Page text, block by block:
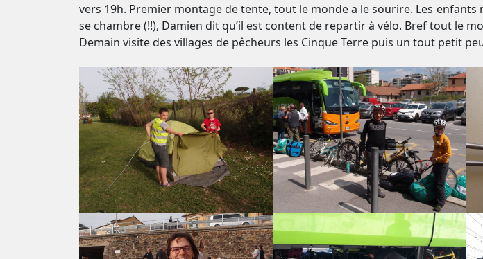
vers 19h. Premier montage de tente, tout le monde a le sourire. Les
se chambre (!!), Damien dit qu’il est content de repartir à vélo. Bref tout le
Demain visite des villages de pêcheurs les Cinque Terre puis un tout petit